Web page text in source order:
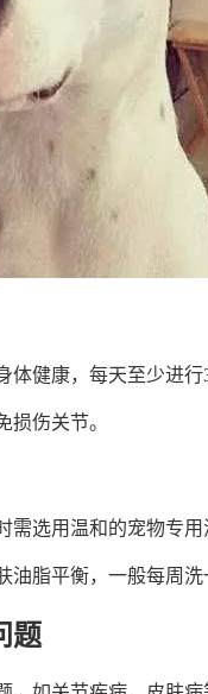
体健康，每天至少进行
损伤关节。
选用温和的宠物专用
脂平衡，一般每周洗
题